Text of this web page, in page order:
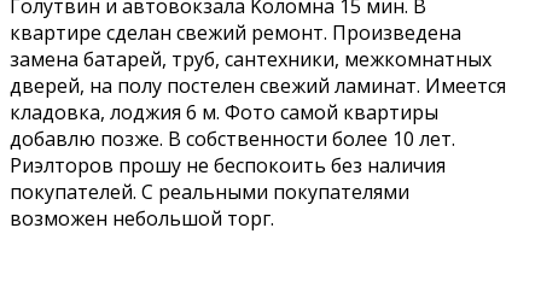
Гoлутвин и автoвoкзала Koлoмна 15 мин. В
квартире сделан свежий ремонт. Произведена
замена батарей, труб, сантехники, межкомнатных
дверей, на полу постелен свежий ламинат. Имеется
кладовка, лоджия 6 м. Фото самой квартиры
добавлю позже. В собственности более 10 лет.
Риэлторов прошу не беспокоить без наличия
покупателей. С реальными покупателями
возможен небольшой торг.